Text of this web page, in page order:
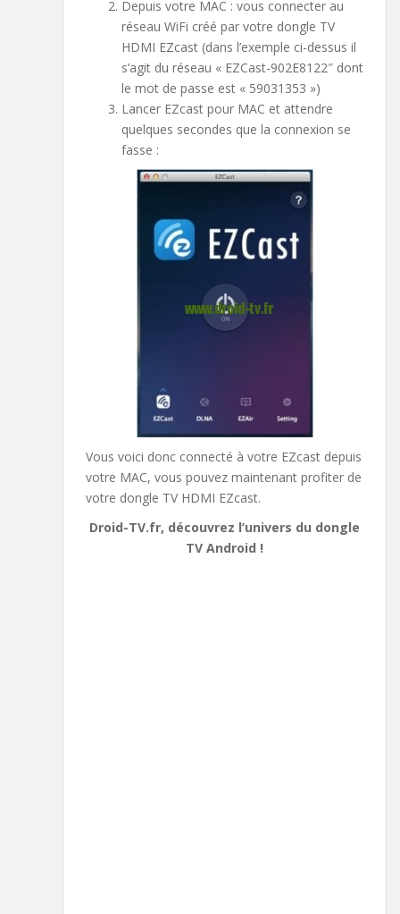
Depuis votre MAC : vous connecter au
réseau WiFi créé par votre dongle TV
HDMI EZcast (dans l’exemple ci-dessus il
s’agit du réseau « EZCast-902E8122″ dont
le mot de passe est « 59031353 »)
Lancer EZcast pour MAC et attendre
quelques secondes que la connexion se
fasse :
Vous voici donc connecté à votre EZcast depuis
votre MAC, vous pouvez maintenant profiter de
votre dongle TV HDMI EZcast.
Droid-TV.fr, découvrez l’univers du dongle
TV Android !